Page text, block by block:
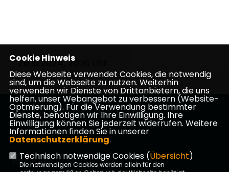
28.10.2024, 20:16 Uhr
CDU-Kreisverband Waldeck-Frankenberg
Impressum Datenschutz Kontakt
Cookie Hinweis
Diese Webseite verwendet Cookies, die notwendig
sind, um die Webseite zu nutzen. Weiterhin
verwenden wir Dienste von Drittanbietern, die uns
helfen, unser Webangebot zu verbessern (Website-
Optmierung). Für die Verwendung bestimmter
Dienste, benötigen wir Ihre Einwilligung. Ihre
Einwilligung können Sie jederzeit widerrufen. Weitere
Informationen finden Sie in unserer
Datenschutzerklärung.
Technisch notwendige Cookies (Übersicht)
Die notwendigen Cookies werden allein für den